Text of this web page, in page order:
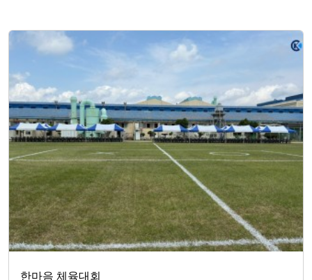
한마음 체육대회